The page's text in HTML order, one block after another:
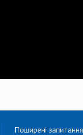
Поширені